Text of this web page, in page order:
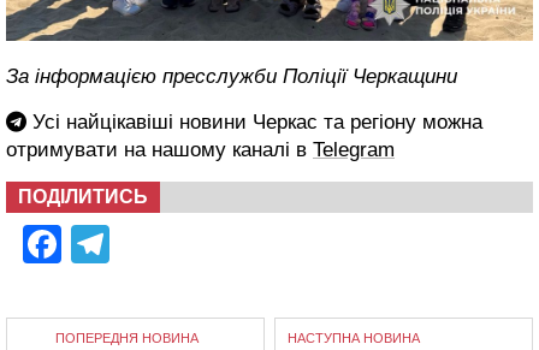
За інформацією пресслужби Поліції Черкащини
Усі найцікавіші новини Черкас та регіону можна
отримувати на нашому каналі в Telegram
ПОДІЛИТИСЬ
Facebook
ПОПЕРЕДНЯ НОВИНА НАСТУПНА НОВИНА